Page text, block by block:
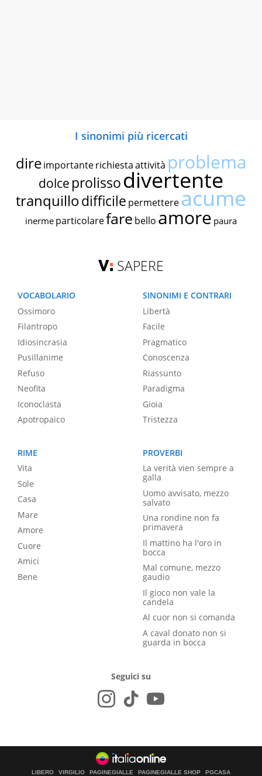
I sinonimi più ricercati
dire importante richiestaattività problema
dolce prolissodivertente
tranquillodifficile permettereacume
inerme particolarefare bello amore paura
SAPERE
VOCABOLARIO
Ossimoro
Filantropo
Idiosincrasia
Pusillanime
Refuso
Neofita
Iconoclasta
Apotropaico
SINONIMI E CONTRARI
Libertà
Facile
Pragmatico
Conoscenza
Riassunto
Paradigma
Gioia
Tristezza
RIME
Vita
Sole
Casa
Mare
Amore
Cuore
Amici
Bene
PROVERBI
La verità vien sempre a
galla
Uomo avvisato, mezzo
salvato
Una rondine non fa
primavera
Il mattino ha l'oro in
bocca
Mal comune, mezzo
gaudio
Il gioco non vale la
candela
Al cuor non si comanda
A caval donato non si
guarda in bocca
Seguici su
LIBERO VIRGILIO PAGINEGIALLE PAGINEGIALLE SHOP PGCASA